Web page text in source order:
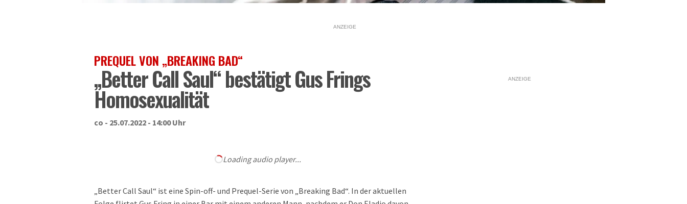
ANZEIGE
PREQUEL VON „BREAKING BAD“
„Better Call Saul“ bestätigt Gus Frings
Homosexualität
co - 25.07.2022 - 14:00 Uhr
Loading audio player...
„Better Call Saul“ ist eine Spin-off- und Prequel-Serie von „Breaking Bad“. In der aktuellen
ANZEIGE